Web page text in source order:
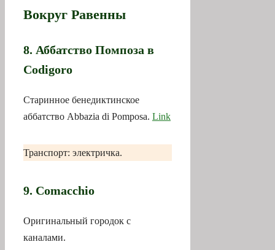
Вокруг Равенны
8. Аббатство Помпоза в
Codigoro
Старинное бенедиктинское
аббатство Abbazia di Pomposa. Link
Транспорт: электричка.
9. Comacchio
Оригинальный городок с
каналами.